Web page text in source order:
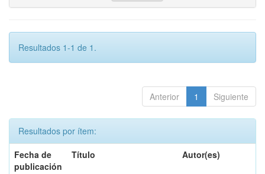
Resultados 1-1 de 1.
Anterior 1 Siguiente
Resultados por ítem:
Fecha de
publicación
Título Autor(es)